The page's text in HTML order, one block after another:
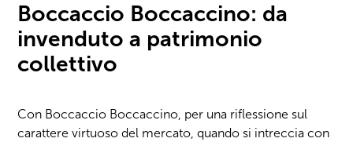
Boccaccio Boccaccino: da
invenduto a patrimonio
collettivo
Con Boccaccio Boccaccino, per una riflessione sul
carattere virtuoso del mercato, quando si intreccia con